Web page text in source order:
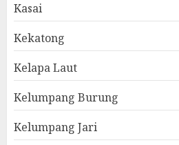
Kasai
Kekatong
Kelapa Laut
Kelumpang Burung
Kelumpang Jari